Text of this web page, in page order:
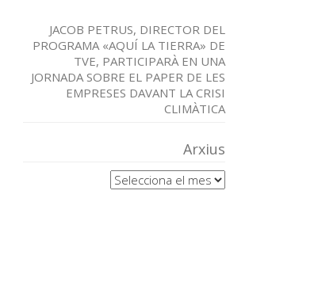
JACOB PETRUS, DIRECTOR DEL
PROGRAMA «AQUÍ LA TIERRA» DE
TVE, PARTICIPARÀ EN UNA
JORNADA SOBRE EL PAPER DE LES
EMPRESES DAVANT LA CRISI
CLIMÀTICA
Arxius
Arxius